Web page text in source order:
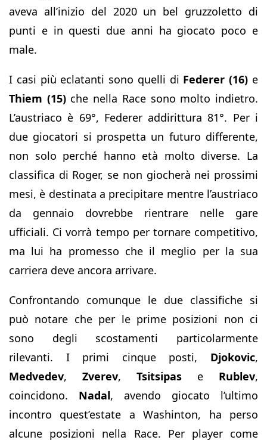
aveva all’inizio del 2020 un bel gruzzoletto di
punti e in questi due anni ha giocato poco e
male.
I casi più eclatanti sono quelli di Federer (16) e
Thiem (15)che nella Race sono molto indietro.
L’austriaco è 69°, Federer addirittura 81°. Per i
due giocatori si prospetta un futuro differente,
non solo perché hanno età molto diverse. La
classifica di Roger, se non giocherà nei prossimi
mesi, è destinata a precipitare mentre l’austriaco
da gennaio dovrebbe rientrare nelle gare
ufficiali. Ci vorrà tempo per tornare competitivo,
ma lui ha promesso che il meglio per la sua
carriera deve ancora arrivare.
Confrontando comunque le due classifiche si
può notare che per le prime posizioni non ci
sono degli scostamenti particolarmente
rilevanti. I primi cinque posti, Djokovic,
Medvedev, Zverev, Tsitsipas e Rublev,
coincidono. Nadal, avendo giocato l’ultimo
incontro quest’estate a Washinton, ha perso
alcune posizioni nella Race. Per player come